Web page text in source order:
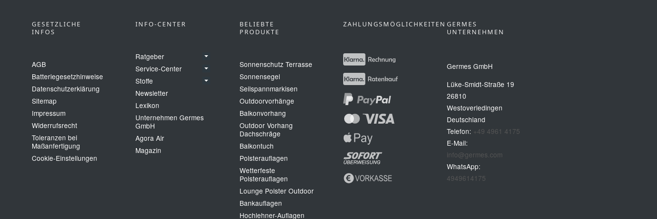
GESETZLICHE
INFOS
AGB
Batteriegesetzhinweise
Datenschutzerklärung
Sitemap
Impressum
Widerrufsrecht
Toleranzen bei
Maßanfertigung
Cookie‑Einstellungen
INFO-CENTER
Ratgeber
Service-Center
Stoffe
Newsletter
Lexikon
Unternehmen Germes
GmbH
Agora Air
Magazin
BELIEBTE
PRODUKTE
Sonnenschutz Terrasse
Sonnensegel
Seilspannmarkisen
Outdoorvorhänge
Balkonvorhang
Outdoor Vorhang
Dachschräge
Balkontuch
Polsterauflagen
Wetterfeste
Polsterauflagen
Lounge Polster Outdoor
Bankauflagen
Hochlehner-Auflagen
ZAHLUNGSMÖGLICHKEITEN GERMES
UNTERNEHMEN
Germes GmbH
Lüke-Smidt-Straße 19
26810
Westoverledingen
Deutschland
Telefon: +49 4961 4175
E-Mail:
info@germes.com
WhatsApp:
4949614175